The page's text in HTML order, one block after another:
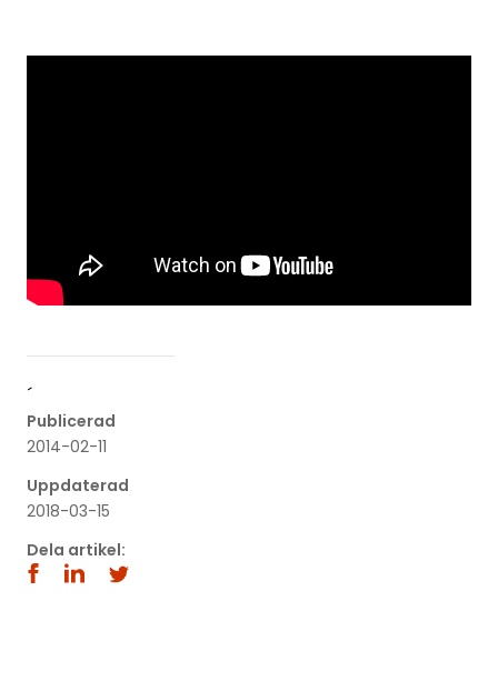
´
Publicerad
2014-02-11
Uppdaterad
2018-03-15
Dela artikel: